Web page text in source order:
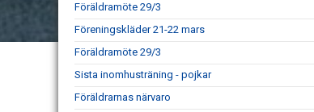
Föräldramöte 29/3
Föreningskläder 21-22 mars
Föräldramöte 29/3
Sista inomhusträning - pojkar
Föräldrarnas närvaro